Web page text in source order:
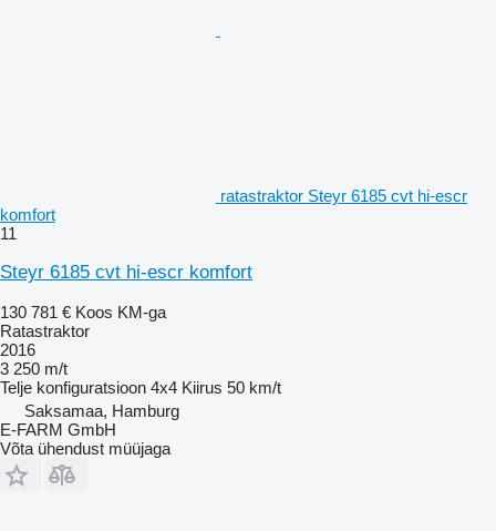
ratastraktor Steyr 6185 cvt hi-escr
komfort
11
Steyr 6185 cvt hi-escr komfort
130 781 € Koos KM-ga
Ratastraktor
2016
3 250 m/t
Telje konfiguratsioon 4x4 Kiirus 50 km/t
Saksamaa, Hamburg
E-FARM GmbH
Võta ühendust müüjaga